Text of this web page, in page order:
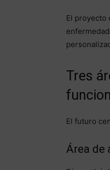
El proyecto
Tres
El futuro
Área de